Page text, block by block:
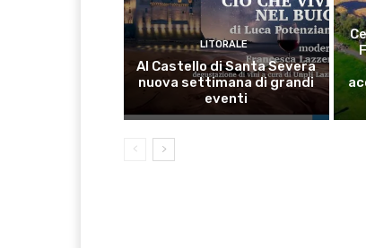
LITORALE
Al Castello di Santa Severa
nuova settimana di grandi
eventi